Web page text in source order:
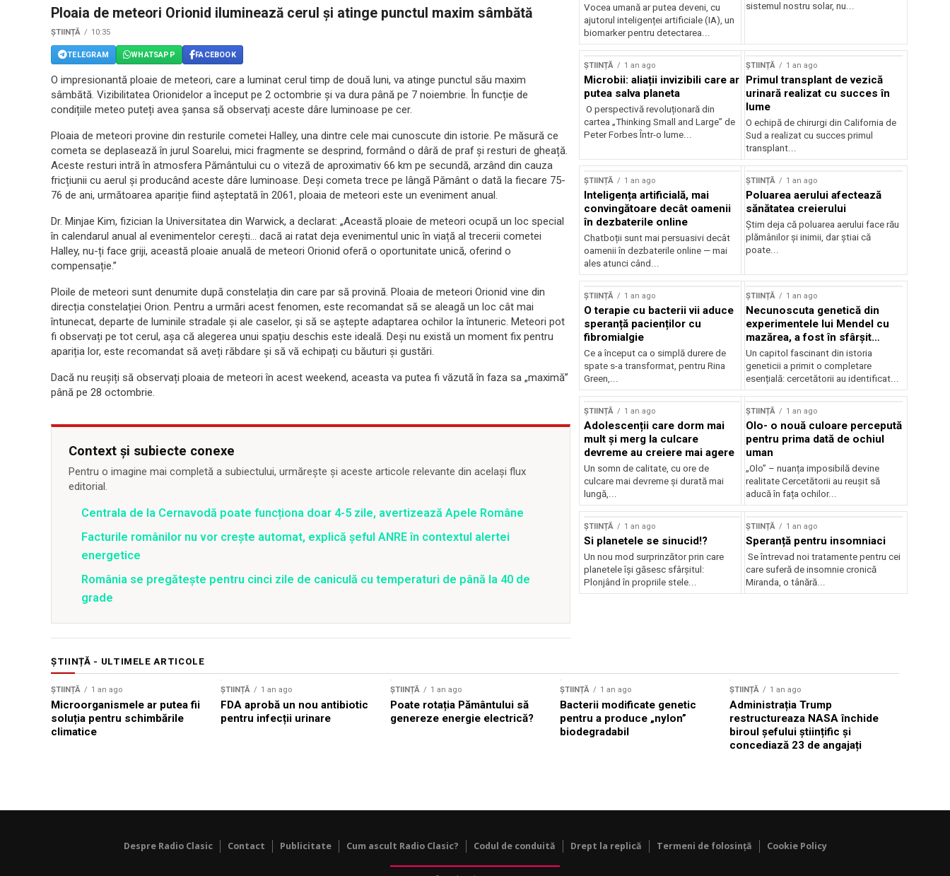
Ploaia de meteori Orionid iluminează cerul și atinge punctul maxim sâmbătă
ȘTIINȚĂ 10:35
TELEGRAM WHATSAPP FACEBOOK
O impresionantă ploaie de meteori, care a luminat cerul timp de două luni, va atinge punctul său maxim
sâmbătă. Vizibilitatea Orionidelor a început pe 2 octombrie și va dura până pe 7 noiembrie. În funcție de
condițiile meteo puteți avea șansa să observați aceste dâre luminoase pe cer.
Ploaia de meteori provine din resturile cometei Halley, una dintre cele mai cunoscute din istorie. Pe măsură ce
cometa se deplasează în jurul Soarelui, mici fragmente se desprind, formând o dâră de praf și resturi de gheață.
Aceste resturi intră în atmosfera Pământului cu o viteză de aproximativ 66 km pe secundă, arzând din cauza
fricțiunii cu aerul și producând aceste dâre luminoase. Deși cometa trece pe lângă Pământ o dată la fiecare 75-
76 de ani, următoarea apariție fiind așteptată în 2061, ploaia de meteori este un eveniment anual.
Dr. Minjae Kim, fizician la Universitatea din Warwick, a declarat: „Această ploaie de meteori ocupă un loc special
în calendarul anual al evenimentelor cerești… dacă ai ratat deja evenimentul unic în viață al trecerii cometei
Halley, nu-ți face griji, această ploaie anuală de meteori Orionid oferă o oportunitate unică, oferind o
compensație.”
Ploile de meteori sunt denumite după constelația din care par să provină. Ploaia de meteori Orionid vine din
direcția constelației Orion. Pentru a urmări acest fenomen, este recomandat să se aleagă un loc cât mai
întunecat, departe de luminile stradale și ale caselor, și să se aștepte adaptarea ochilor la întuneric. Meteori pot
fi observați pe tot cerul, așa că alegerea unui spațiu deschis este ideală. Deși nu există un moment fix pentru
apariția lor, este recomandat să aveți răbdare și să vă echipați cu băuturi și gustări.
Dacă nu reușiți să observați ploaia de meteori în acest weekend, aceasta va putea fi văzută în faza sa „maximă”
până pe 28 octombrie.
Context și subiecte conexe
Pentru o imagine mai completă a subiectului, urmărește și aceste articole relevante din același flux
editorial.
Centrala de la Cernavodă poate funcționa doar 4-5 zile, avertizează Apele Române
Facturile românilor nu vor crește automat, explică șeful ANRE în contextul alertei
energetice
România se pregătește pentru cinci zile de caniculă cu temperaturi de până la 40 de
grade
Vocea umană ar putea deveni, cu
ajutorul inteligenței artificiale (IA), un
biomarker pentru detectarea...
sistemul nostru solar, nu...
ȘTIINȚĂ 1 an ago
Microbii: aliații invizibili care ar
putea salva planeta
O perspectivă revoluționară din
cartea „Thinking Small and Large” de
Peter Forbes Într-o lume...
ȘTIINȚĂ 1 an ago
Primul transplant de vezică
urinară realizat cu succes în
lume
O echipă de chirurgi din California de
Sud a realizat cu succes primul
transplant...
ȘTIINȚĂ 1 an ago
Inteligența artificială, mai
convingătoare decât oamenii
în dezbaterile online
Chatboții sunt mai persuasivi decât
oamenii în dezbaterile online — mai
ales atunci când...
ȘTIINȚĂ 1 an ago
Poluarea aerului afectează
sănătatea creierului
Știm deja că poluarea aerului face rău
plămânilor și inimii, dar știai că
poate...
ȘTIINȚĂ 1 an ago
O terapie cu bacterii vii aduce
speranță pacienților cu
fibromialgie
Ce a început ca o simplă durere de
spate s-a transformat, pentru Rina
Green,...
ȘTIINȚĂ 1 an ago
Necunoscuta genetică din
experimentele lui Mendel cu
mazărea, a fost în sfârșit
rezolvară
Un capitol fascinant din istoria
geneticii a primit o completare
esențială: cercetătorii au identificat...
ȘTIINȚĂ 1 an ago
Adolescenții care dorm mai
mult și merg la culcare
devreme au creiere mai agere
Un somn de calitate, cu ore de
culcare mai devreme și durată mai
lungă,...
ȘTIINȚĂ 1 an ago
Olo- o nouă culoare percepută
pentru prima dată de ochiul
uman
„Olo” – nuanța imposibilă devine
realitate Cercetătorii au reușit să
aducă în fața ochilor...
ȘTIINȚĂ 1 an ago
Si planetele se sinucid!?
Un nou mod surprinzător prin care
planetele își găsesc sfârșitul:
Plonjând în propriile stele...
ȘTIINȚĂ 1 an ago
Speranță pentru insomniaci
Se întrevad noi tratamente pentru cei
care suferă de insomnie cronică
Miranda, o tânără...
ȘTIINȚĂ - ULTIMELE ARTICOLE
ȘTIINȚĂ 1 an ago
Microorganismele ar putea fii
soluția pentru schimbările
climatice
ȘTIINȚĂ 1 an ago
FDA aprobă un nou antibiotic
pentru infecții urinare
ȘTIINȚĂ 1 an ago
Poate rotația Pământului să
genereze energie electrică?
ȘTIINȚĂ 1 an ago
Bacterii modificate genetic
pentru a produce „nylon”
biodegradabil
ȘTIINȚĂ 1 an ago
Administrația Trump
restructureaza NASA închide
biroul șefului științific și
concediază 23 de angajați
Despre Radio Clasic Contact Publicitate Cum ascult Radio Clasic? Codul de conduită Drept la replică Termeni de folosință Cookie Policy